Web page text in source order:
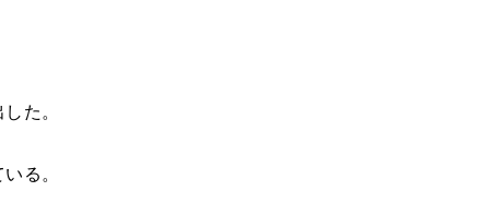
た。
る。